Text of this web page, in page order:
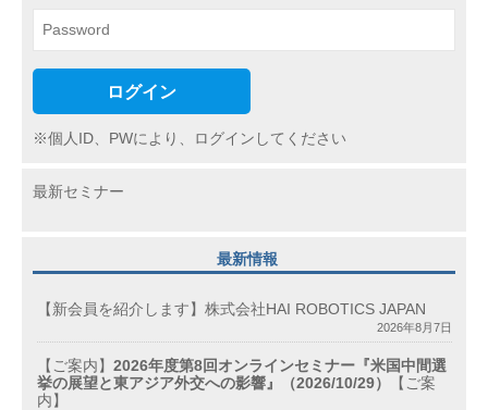
ログイン
※個人ID、PWにより、ログインしてください
最新セミナー
最新情報
【新会員を紹介します】株式会社HAI ROBOTICS JAPAN
2026年8月7日
【ご案内】 2026年度第8回オンラインセミナー『米国中間選
挙の展望と東アジア外交への影響』（2026/10/29）
【ご案
内】